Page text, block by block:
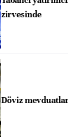
zirvesinde
Döviz